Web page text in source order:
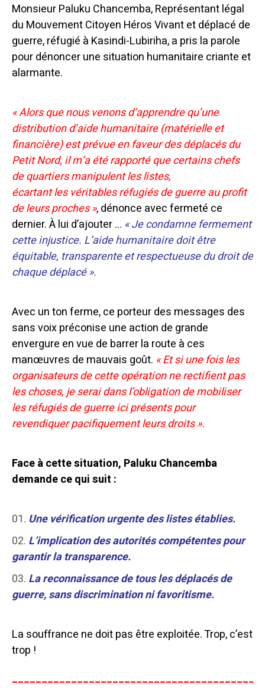
Monsieur Paluku Chancemba, Représentant légal
du Mouvement Citoyen Héros Vivant et déplacé de
guerre, réfugié à Kasindi-Lubiriha, a pris la parole
pour dénoncer une situation humanitaire criante et
alarmante.
« Alors que nous venons d’apprendre qu’une
distribution d’aide humanitaire (matérielle et
financière) est prévue en faveur des déplacés du
Petit Nord, il m’a été rapporté que certains chefs
de quartiers manipulent les listes,
écartant les véritables réfugiés de guerre au profit
de leurs proches », dénonce avec fermeté ce
dernier. À lui d’ajouter … « Je condamne fermement
cette injustice. L’aide humanitaire doit être
équitable, transparente et respectueuse du droit de
chaque déplacé ».
Avec un ton ferme, ce porteur des messages des
sans voix préconise une action de grande
envergure en vue de barrer la route à ces
manœuvres de mauvais goût. « Et si une fois les
organisateurs de cette opération ne rectifient pas
les choses, je serai dans l’obligation de mobiliser
les réfugiés de guerre ici présents pour
revendiquer pacifiquement leurs droits ».
Face à cette situation, Paluku Chancemba
demande ce qui suit :
Une vérification urgente des listes établies.
L’implication des autorités compétentes pour
garantir la transparence.
La reconnaissance de tous les déplacés de
guerre, sans discrimination ni favoritisme.
La souffrance ne doit pas être exploitée. Trop, c’est
trop !